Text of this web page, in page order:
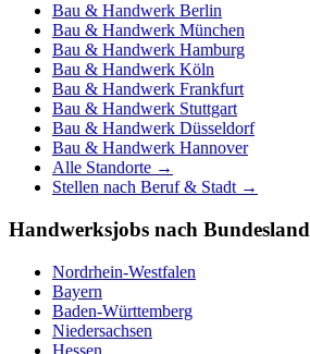
Bau & Handwerk Berlin
Bau & Handwerk München
Bau & Handwerk Hamburg
Bau & Handwerk Köln
Bau & Handwerk Frankfurt
Bau & Handwerk Stuttgart
Bau & Handwerk Düsseldorf
Bau & Handwerk Hannover
Alle Standorte →
Stellen nach Beruf & Stadt →
Handwerksjobs nach Bundesland
Nordrhein-Westfalen
Bayern
Baden-Württemberg
Niedersachsen
Hessen